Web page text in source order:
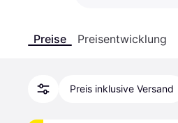
Preise Preisentwicklung
Preis inklusive Versand